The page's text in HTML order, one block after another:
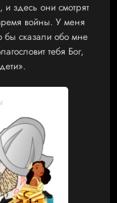
здесь они смотрят
войны. У меня
бы сказали обо мне
тебя Бог,